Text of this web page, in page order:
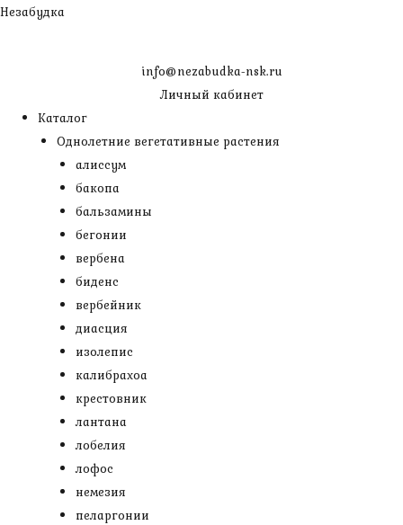
Перейти
Незабудка
info@nezabudka-nsk.ru
Личный кабинет
Каталог
Однолетние вегетативные растения
алиссум
бакопа
бальзамины
бегонии
вербена
биденс
вербейник
диасция
изолепис
калибрахоа
крестовник
лантана
лобелия
лофос
немезия
пеларгонии